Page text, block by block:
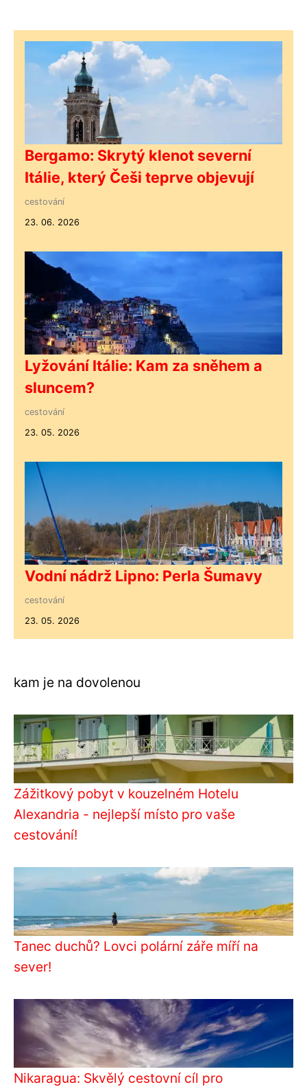
Bergamo: Skrytý klenot severní
Itálie, který Češi teprve objevují
cestování
23. 06. 2026
Lyžování Itálie: Kam za sněhem a
sluncem?
cestování
23. 05. 2026
Vodní nádrž Lipno: Perla Šumavy
cestování
23. 05. 2026
kam je na dovolenou
Zážitkový pobyt v kouzelném Hotelu
Alexandria - nejlepší místo pro vaše
cestování!
Tanec duchů? Lovci polární záře míří na
sever!
Nikaragua: Skvělý cestovní cíl pro